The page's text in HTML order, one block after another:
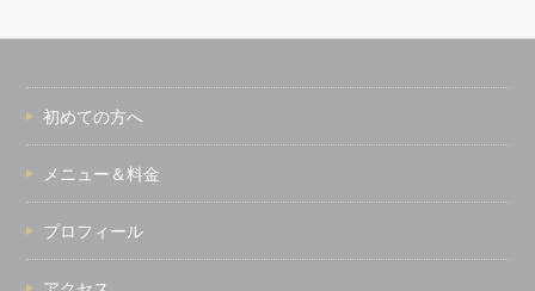
初めての方へ
メニュー＆料金
プロフィール